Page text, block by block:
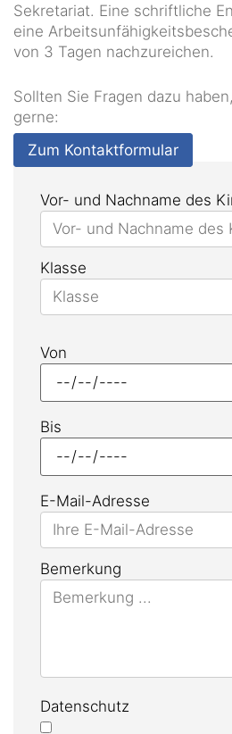
Vor- und Nachname des
Klasse
Von
Bis
E-Mail-Adresse
Bemerkung
Datenschutz
Sekretariat. Eine schriftliche
eine
von 3 Tagen nachzureichen.
Sollten Sie Fragen dazu
gerne:
Zum Kontaktformular